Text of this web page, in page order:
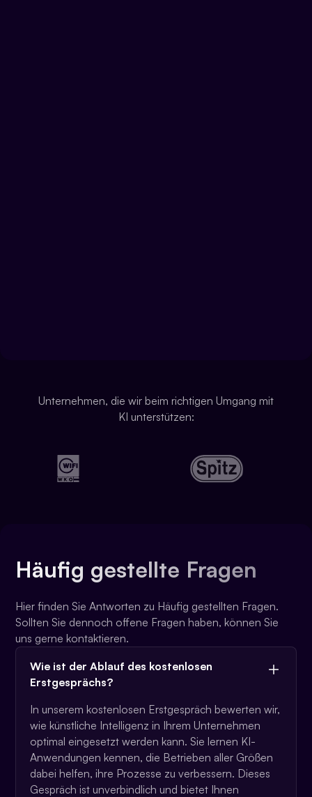
Unternehmen, die wir beim richtigen Umgang mit
KI unterstützen:
Häufig gestellte Fragen
Hier finden Sie Antworten zu Häufig gestellten Fragen.
Sollten Sie dennoch offene Fragen haben, können Sie
uns gerne kontaktieren.
Wie ist der Ablauf des kostenlosen
Erstgesprächs?
In unserem kostenlosen Erstgespräch bewerten wir,
wie künstliche Intelligenz in Ihrem Unternehmen
optimal eingesetzt werden kann. Sie lernen KI-
Anwendungen kennen, die Betrieben aller Größen
dabei helfen, ihre Prozesse zu verbessern. Dieses
Gespräch ist unverbindlich und bietet Ihnen